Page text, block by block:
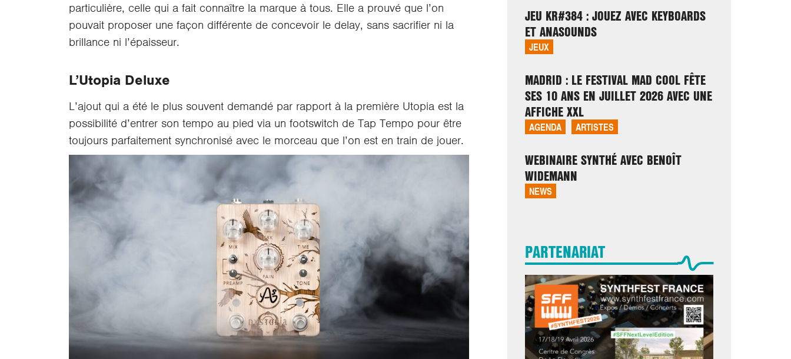
particulière, celle qui a fait connaître la marque à tous. Elle a prouvé que l’on
pouvait proposer une façon différente de concevoir le delay, sans sacrifier ni la
brillance ni l’épaisseur.
L’Utopia Deluxe
L’ajout qui a été le plus souvent demandé par rapport à la première Utopia est la
possibilité d’entrer son tempo au pied via un footswitch de Tap Tempo pour être
toujours parfaitement synchronisé avec le morceau que l’on est en train de jouer.
JEU KR#384 : JOUEZ AVEC KEYBOARDS
ET ANASOUNDS
JEUX
MADRID : LE FESTIVAL MAD COOL FÊTE
SES 10 ANS EN JUILLET 2026 AVEC UNE
AFFICHE XXL
AGENDA ARTISTES
WEBINAIRE SYNTHÉ AVEC BENOÎT
WIDEMANN
NEWS
PARTENARIAT